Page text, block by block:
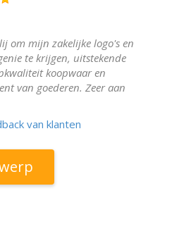
om mijn zakelijke logo's en
te krijgen, uitstekende
koopwaar en
van goederen. Zeer aan
van klanten